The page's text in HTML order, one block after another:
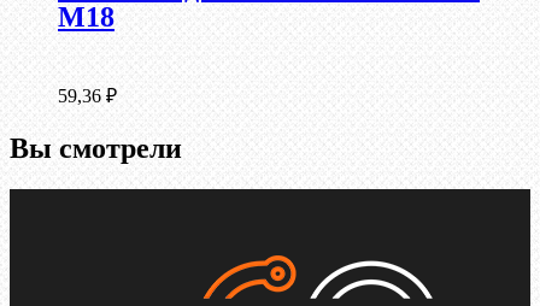
М18
59,36 ₽
Вы смотрели